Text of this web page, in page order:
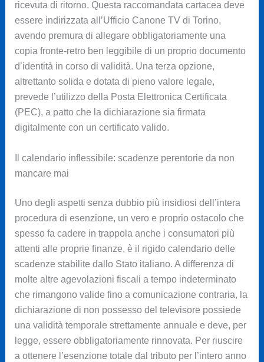
ricevuta di ritorno. Questa raccomandata cartacea deve
essere indirizzata all’Ufficio Canone TV di Torino,
avendo premura di allegare obbligatoriamente una
copia fronte-retro ben leggibile di un proprio documento
d’identità in corso di validità. Una terza opzione,
altrettanto solida e dotata di pieno valore legale,
prevede l’utilizzo della Posta Elettronica Certificata
(PEC), a patto che la dichiarazione sia firmata
digitalmente con un certificato valido.
Il calendario inflessibile: scadenze perentorie da non
mancare mai
Uno degli aspetti senza dubbio più insidiosi dell’intera
procedura di esenzione, un vero e proprio ostacolo che
spesso fa cadere in trappola anche i consumatori più
attenti alle proprie finanze, è il rigido calendario delle
scadenze stabilite dallo Stato italiano. A differenza di
molte altre agevolazioni fiscali a tempo indeterminato
che rimangono valide fino a comunicazione contraria, la
dichiarazione di non possesso del televisore possiede
una validità temporale strettamente annuale e deve, per
legge, essere obbligatoriamente rinnovata. Per riuscire
a ottenere l’esenzione totale dal tributo per l’intero anno